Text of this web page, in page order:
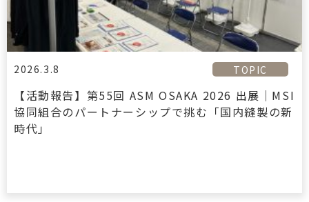
2026.3.8 TOPIC
【活動報告】第55回 ASM OSAKA 2026 出展｜MSI
協同組合のパートナーシップで挑む「国内縫製の新
時代」